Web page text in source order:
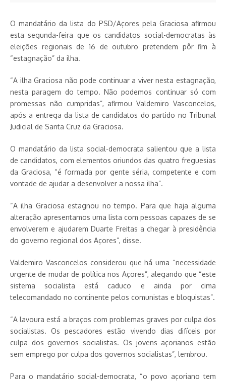
O mandatário da lista do PSD/Açores pela Graciosa afirmou
esta segunda-feira que os candidatos social-democratas às
eleições regionais de 16 de outubro pretendem pôr fim à
“estagnação” da ilha.
“A ilha Graciosa não pode continuar a viver nesta estagnação,
nesta paragem do tempo. Não podemos continuar só com
promessas não cumpridas”, afirmou Valdemiro Vasconcelos,
após a entrega da lista de candidatos do partido no Tribunal
Judicial de Santa Cruz da Graciosa.
O mandatário da lista social-democrata salientou que a lista
de candidatos, com elementos oriundos das quatro freguesias
da Graciosa, “é formada por gente séria, competente e com
vontade de ajudar a desenvolver a nossa ilha”.
“A ilha Graciosa estagnou no tempo. Para que haja alguma
alteração apresentamos uma lista com pessoas capazes de se
envolverem e ajudarem Duarte Freitas a chegar à presidência
do governo regional dos Açores”, disse.
Valdemiro Vasconcelos considerou que há uma “necessidade
urgente de mudar de política nos Açores”, alegando que “este
sistema socialista está caduco e ainda por cima
telecomandado no continente pelos comunistas e bloquistas”.
“A lavoura está a braços com problemas graves por culpa dos
socialistas. Os pescadores estão vivendo dias difíceis por
culpa dos governos socialistas. Os jovens açorianos estão
sem emprego por culpa dos governos socialistas”, lembrou.
Para o mandatário social-democrata, “o povo açoriano tem